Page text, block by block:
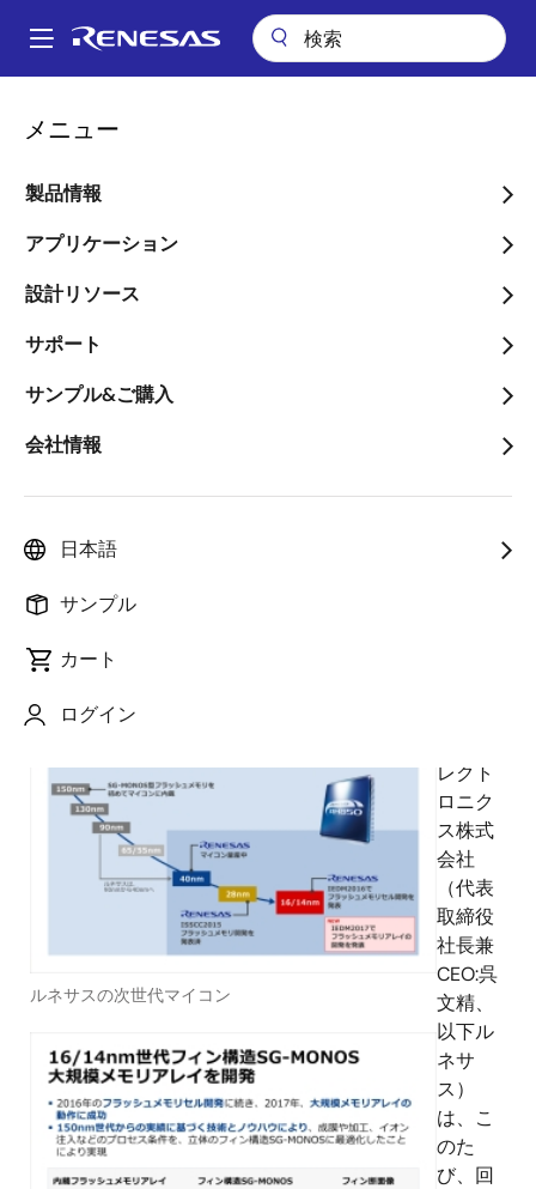
ン
Main
メニュー
製品情報
アプリケーション
設計リソース
サポート
サンプル&ご購入
会社情報
日本語
サンプル
カート
ログイン
パ
ン
く
ず
世界初、16/14nm世代以降の高性能・高信頼性マイコンに向けて、フ
世界初、16/14nm世代以降
の高性能・高信頼性マイコ
ンに向けて、フィン構造
MONOSフラッシュメモリ
の大規模動作に成功
～最先端ロジックプロセスに混載可能
て大きく前進～
2017年12月6日
ルネサスの次世代マイコン
レクト
ロニク
ス株式
会社
（代表
取締役
社長兼
CEO:呉
文精、
以下ル
ネサ
ス）
は、こ
のた
び、回